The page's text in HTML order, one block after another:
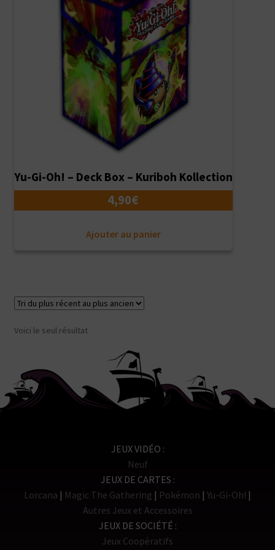
Yu-Gi-Oh! – Deck Box – Kuriboh Kollection
4,90€
Ajouter au panier
Voici le seul résultat
JEUX VIDÉO
Neuf
JEUX DE CARTES
Lorcana
Magic The Gathering Pokémon Yu-Gi-Oh!
Autres Jeux et Accessoires
JEUX DE SOCIÉTÉ
Jeux Coopératifs